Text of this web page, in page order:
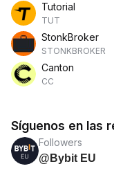
Tutorial
TUT
StonkBroker
STONKBROKER
Canton
CC
Síguenos en las
Followers
@Bybit EU